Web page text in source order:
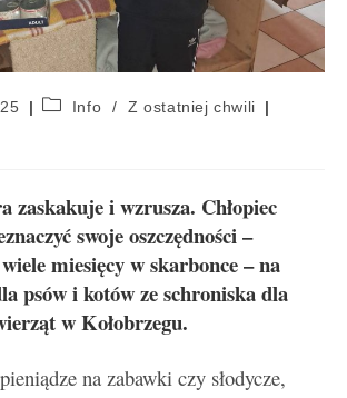
Info /
Z ostatniej chwili
zaskakuje i wzrusza. Chłopiec
swoje oszczędności –
miesięcy w skarbonce – na
psów i kotów ze schroniska dla
w Kołobrzegu.
na zabawki czy słodycze,